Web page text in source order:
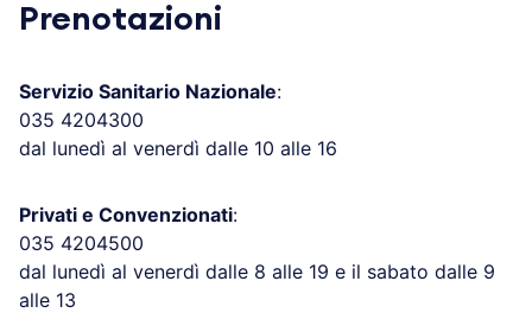
Prenotazioni
Servizio Sanitario Nazionale:
035 4204300
dal lunedì al venerdì dalle 10 alle 16
Privati e Convenzionati:
035 4204500
dal lunedì al venerdì dalle 8 alle 19 e il sabato dalle 9
alle 13